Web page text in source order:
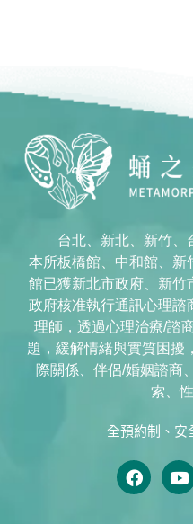
台北、新北、新竹、
本所板橋館、中和館、新
館已獲新北市政府、新竹
政府核准執行通訊心理諮
理師，透過心理治療/諮
題，緩解情緒與實質困擾
際關係、伴侶/婚姻諮商
索、
全預約制、安